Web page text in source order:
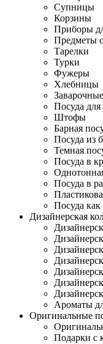
Супницы
Корзины
Приборы
Предметы
Тарелки
Турки
Фужеры
Хлебницы
Посуда для
Штофы
Барная
Посуда из
Темная
Посуда в
Посуда в
Посуда
Дизайнерская
Ароматы
Оригинальные
Подарки с